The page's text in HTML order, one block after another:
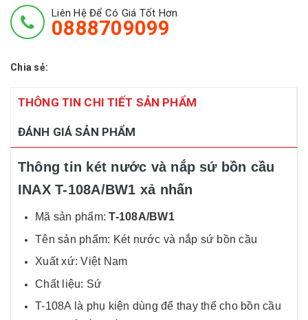
Liên Hệ Để Có Giá Tốt Hơn
0888709099
Chia sẻ:
THÔNG TIN CHI TIẾT SẢN PHẨM
ĐÁNH GIÁ SẢN PHẨM
Thông tin két nước và nắp sứ bồn cầu
INAX T-108A/BW1 xả nhấn
Mã sản phẩm:T-108A/BW1
Tên sản phẩm: Két nước và nắp sứ bồn cầu
Xuất xứ: Việt Nam
Chất liệu: Sứ
T-108A là phụ kiện dùng để thay thế cho bồn cầu